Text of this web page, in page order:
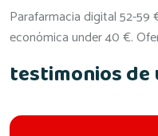
Parafarmacia digital 52-59
económica under 40 €.
testimonios de